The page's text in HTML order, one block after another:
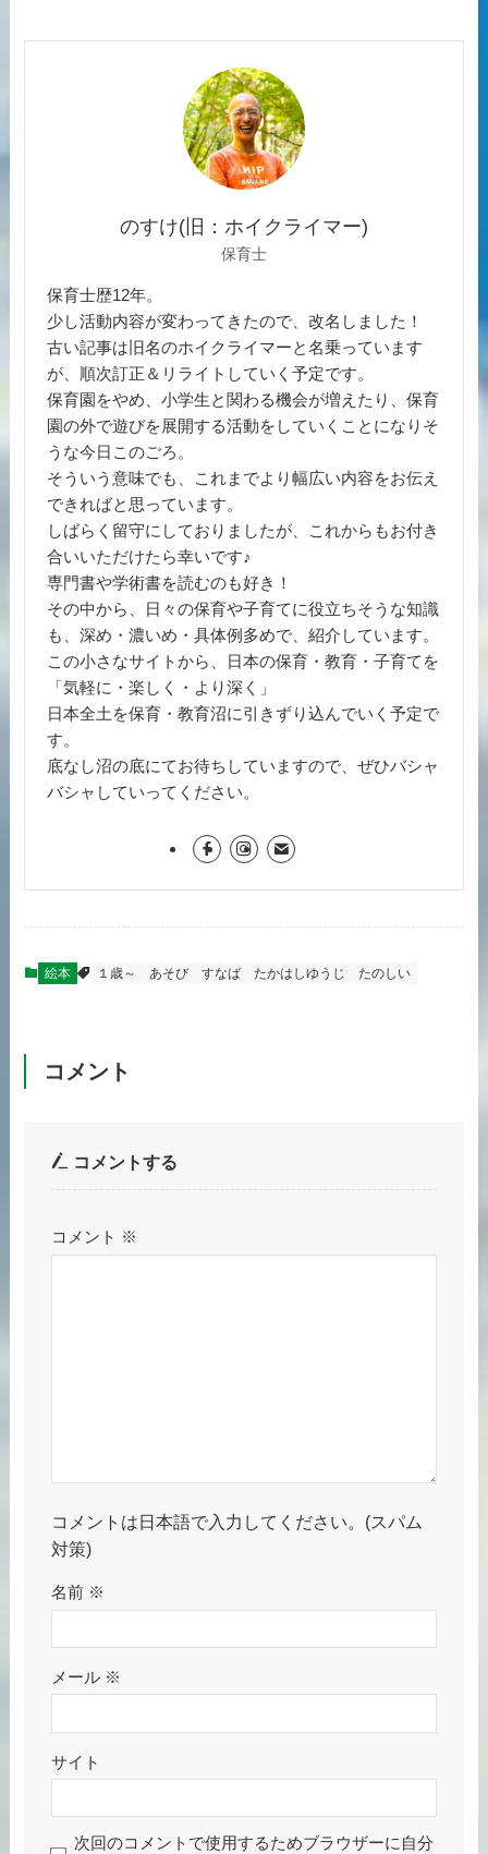
のすけ(旧：ホイクライマー)
保育士
保育士歴12年。
少し活動内容が変わってきたので、改名しました！
古い記事は旧名のホイクライマーと名乗っています
が、順次訂正＆リライトしていく予定です。
保育園をやめ、小学生と関わる機会が増えたり、保育
園の外で遊びを展開する活動をしていくことになりそ
うな今日このごろ。
そういう意味でも、これまでより幅広い内容をお伝え
できればと思っています。
しばらく留守にしておりましたが、これからもお付き
合いいただけたら幸いです♪
専門書や学術書を読むのも好き！
その中から、日々の保育や子育てに役立ちそうな知識
も、深め・濃いめ・具体例多めで、紹介しています。
この小さなサイトから、日本の保育・教育・子育てを
「気軽に・楽しく・より深く」
日本全土を保育・教育沼に引きずり込んでいく予定で
す。
底なし沼の底にてお待ちしていますので、ぜひバシャ
バシャしていってください。
絵本 １歳～ あそび すなば たかはしゆうじ たのしい
コメント
コメントする
コメント ※
コメントは日本語で入力してください。(スパム
対策)
名前 ※
メール ※
サイト
次回のコメントで使用するためブラウザーに自分